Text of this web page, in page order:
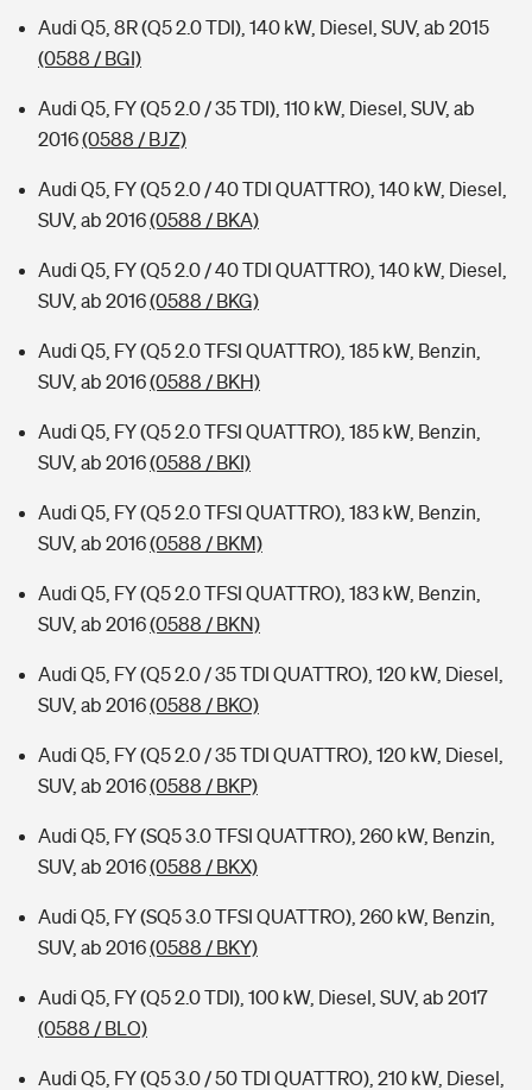
Audi Q5, 8R (Q5 2.0 TDI), 140 kW, Diesel, SUV, ab 2015
(0588 / BGI)
Audi Q5, FY (Q5 2.0 / 35 TDI), 110 kW, Diesel, SUV, ab
2016(0588 / BJZ)
Audi Q5, FY (Q5 2.0 / 40 TDI QUATTRO), 140 kW, Diesel,
SUV, ab 2016(0588 / BKA)
Audi Q5, FY (Q5 2.0 / 40 TDI QUATTRO), 140 kW, Diesel,
SUV, ab 2016(0588 / BKG)
Audi Q5, FY (Q5 2.0 TFSI QUATTRO), 185 kW, Benzin,
SUV, ab 2016(0588 / BKH)
Audi Q5, FY (Q5 2.0 TFSI QUATTRO), 185 kW, Benzin,
SUV, ab 2016(0588 / BKI)
Audi Q5, FY (Q5 2.0 TFSI QUATTRO), 183 kW, Benzin,
SUV, ab 2016(0588 / BKM)
Audi Q5, FY (Q5 2.0 TFSI QUATTRO), 183 kW, Benzin,
SUV, ab 2016(0588 / BKN)
Audi Q5, FY (Q5 2.0 / 35 TDI QUATTRO), 120 kW, Diesel,
SUV, ab 2016(0588 / BKO)
Audi Q5, FY (Q5 2.0 / 35 TDI QUATTRO), 120 kW, Diesel,
SUV, ab 2016(0588 / BKP)
Audi Q5, FY (SQ5 3.0 TFSI QUATTRO), 260 kW, Benzin,
SUV, ab 2016(0588 / BKX)
Audi Q5, FY (SQ5 3.0 TFSI QUATTRO), 260 kW, Benzin,
SUV, ab 2016(0588 / BKY)
Audi Q5, FY (Q5 2.0 TDI), 100 kW, Diesel, SUV, ab 2017
(0588 / BLO)
Audi Q5, FY (Q5 3.0 / 50 TDI QUATTRO), 210 kW, Diesel,